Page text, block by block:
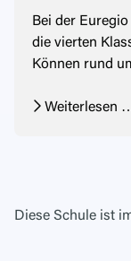
Bei der
die vierten
Können rund
Weiterlesen
Diese Schule ist